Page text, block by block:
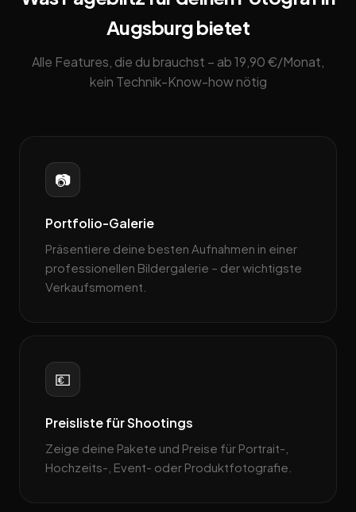
Augsburg bietet
Alle Features, die du brauchst – ab 19,90 €/Monat,
kein Technik-Know-how nötig
📷
Portfolio-Galerie
Präsentiere deine besten Aufnahmen in einer
professionellen Bildergalerie – der wichtigste
Verkaufsmoment.
💶
Preisliste für Shootings
Zeige deine Pakete und Preise für Portrait-,
Hochzeits-, Event- oder Produktfotografie.